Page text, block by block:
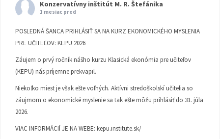
Konzervatívny inštitút M. R. Štefánika
1 mesiac pred
POSLEDNÁ ŠANCA PRIHLÁSIŤ SA NA KURZ EKONOMICKÉHO MYSLENIA
PRE UČITEĽOV: KEPU 2026
Záujem o prvý ročník nášho kurzu Klasická ekonómia pre učiteľov
(KEPU) nás príjemne prekvapil.
Niekoľko miest je však ešte voľných. Aktívni stredoškolskí učitelia so
záujmom o ekonomické myslenie sa tak ešte môžu prihlásiť do 31. júla
2026.
VIAC INFORMÁCIÍ JE NA WEBE: kepu.institute.sk/